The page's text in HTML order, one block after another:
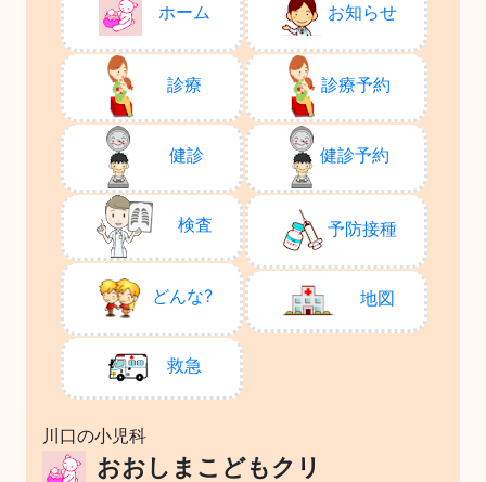
ホーム
診療
健診
検査
どんな?
救急
お知らせ
診療予約
健診予約
予防接種
地図
川口の小児科
おおしまこどもクリ